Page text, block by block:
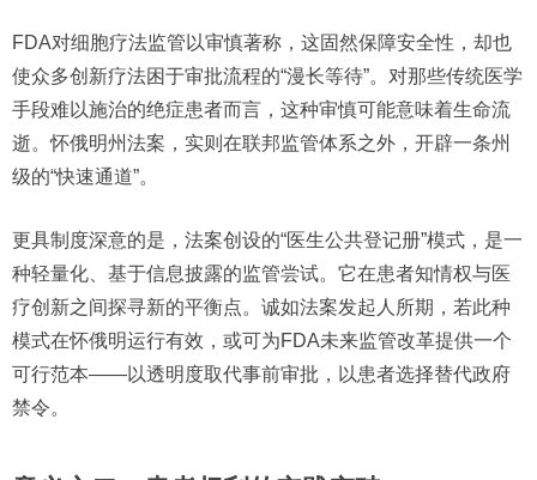
FDA对细胞疗法监管以审慎著称，这固然保障安全性，却也
使众多创新疗法困于审批流程的“漫长等待”。对那些传统医学
手段难以施治的绝症患者而言，这种审慎可能意味着生命流
逝。怀俄明州法案，实则在联邦监管体系之外，开辟一条州
级的“快速通道”。
更具制度深意的是，法案创设的“医生公共登记册”模式，是一
种轻量化、基于信息披露的监管尝试。它在患者知情权与医
疗创新之间探寻新的平衡点。诚如法案发起人所期，若此种
模式在怀俄明运行有效，或可为FDA未来监管改革提供一个
可行范本——以透明度取代事前审批，以患者选择替代政府
禁令。